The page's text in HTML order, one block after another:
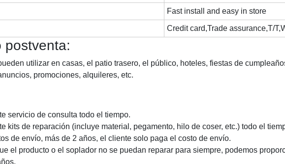
Fast install and easy in store
Credit card,Trade assurance,T/
postventa:
utilizar en casas, el patio trasero, el público, hoteles, fiestas de
promociones, alquileres, etc.
servicio de consulta todo el tiempo.
kits de reparación (incluye material, pegamento, hilo de coser, etc.) todo el
de envío, más de 2 años, el cliente solo paga el costo de envío.
el producto o el soplador no se puedan reparar para siempre, podemos